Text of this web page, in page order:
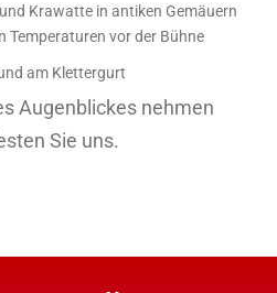
Krawatte in antiken Gemäuern
Temperaturen vor der Bühne
am Klettergurt
Augenblickes nehmen
Sie uns.